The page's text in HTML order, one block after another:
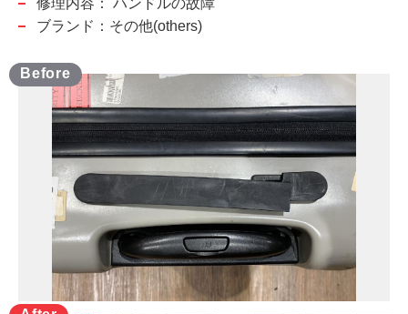
修理内容：
ハンドルの故障
ブランド：その他(others)